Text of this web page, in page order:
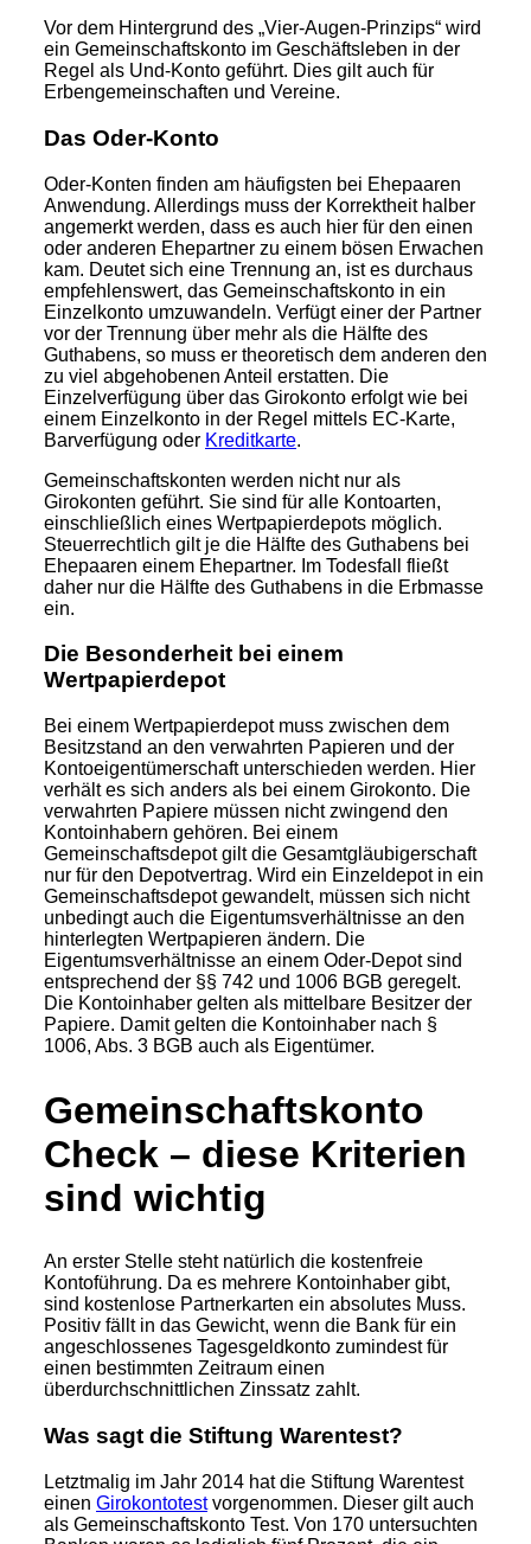
Vor dem Hintergrund des „Vier-Augen-Prinzips“ wird
ein Gemeinschaftskonto im Geschäftsleben in der
Regel als Und-Konto geführt. Dies gilt auch für
Erbengemeinschaften und Vereine.
Das Oder-Konto
Oder-Konten finden am häufigsten bei Ehepaaren
Anwendung. Allerdings muss der Korrektheit halber
angemerkt werden, dass es auch hier für den einen
oder anderen Ehepartner zu einem bösen Erwachen
kam. Deutet sich eine Trennung an, ist es durchaus
empfehlenswert, das Gemeinschaftskonto in ein
Einzelkonto umzuwandeln. Verfügt einer der Partner
vor der Trennung über mehr als die Hälfte des
Guthabens, so muss er theoretisch dem anderen den
zu viel abgehobenen Anteil erstatten. Die
Einzelverfügung über das Girokonto erfolgt wie bei
einem Einzelkonto in der Regel mittels EC-Karte,
Barverfügung oder Kreditkarte.
Gemeinschaftskonten werden nicht nur als
Girokonten geführt. Sie sind für alle Kontoarten,
einschließlich eines Wertpapierdepots möglich.
Steuerrechtlich gilt je die Hälfte des Guthabens bei
Ehepaaren einem Ehepartner. Im Todesfall fließt
daher nur die Hälfte des Guthabens in die Erbmasse
ein.
Die Besonderheit bei einem
Wertpapierdepot
Bei einem Wertpapierdepot muss zwischen dem
Besitzstand an den verwahrten Papieren und der
Kontoeigentümerschaft unterschieden werden. Hier
verhält es sich anders als bei einem Girokonto. Die
verwahrten Papiere müssen nicht zwingend den
Kontoinhabern gehören. Bei einem
Gemeinschaftsdepot gilt die Gesamtgläubigerschaft
nur für den Depotvertrag. Wird ein Einzeldepot in ein
Gemeinschaftsdepot gewandelt, müssen sich nicht
unbedingt auch die Eigentumsverhältnisse an den
hinterlegten Wertpapieren ändern. Die
Eigentumsverhältnisse an einem Oder-Depot sind
entsprechend der §§ 742 und 1006 BGB geregelt.
Die Kontoinhaber gelten als mittelbare Besitzer der
Papiere. Damit gelten die Kontoinhaber nach §
1006, Abs. 3 BGB auch als Eigentümer.
Gemeinschaftskonto
Check – diese Kriterien
sind wichtig
An erster Stelle steht natürlich die kostenfreie
Kontoführung. Da es mehrere Kontoinhaber gibt,
sind kostenlose Partnerkarten ein absolutes Muss.
Positiv fällt in das Gewicht, wenn die Bank für ein
angeschlossenes Tagesgeldkonto zumindest für
einen bestimmten Zeitraum einen
überdurchschnittlichen Zinssatz zahlt.
Was sagt die Stiftung Warentest?
Letztmalig im Jahr 2014 hat die Stiftung Warentest
einen Girokontotestvorgenommen. Dieser gilt auch
als Gemeinschaftskonto Test. Von 170 untersuchten